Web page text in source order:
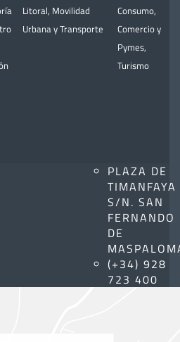
Litoral, Movilidad
Urbana y Transporte
Consumo,
Comercio y
Pymes,
Turismo
PLAZA DE
TIMANFAYA
S/N. SAN
FERNANDO
DE
(+34) 928
723 400